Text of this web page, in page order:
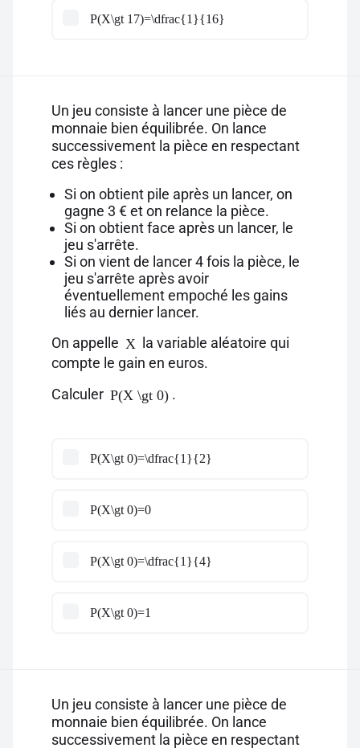
P(X\gt 17)=\dfrac{1}{16}
Un jeu consiste à lancer une pièce de
monnaie bien équilibrée. On lance
successivement la pièce en respectant
ces règles :
Si on obtient pile après un lancer, on
gagne 3 € et on relance la pièce.
Si on obtient face après un lancer, le
jeu s'arrête.
Si on vient de lancer 4 fois la pièce, le
jeu s'arrête après avoir
éventuellement empoché les gains
liés au dernier lancer.
On appelle X la variable aléatoire qui
compte le gain en euros.
Calculer P(X \gt 0) .
P(X\gt 0)=\dfrac{1}{2}
P(X\gt 0)=0
P(X\gt 0)=\dfrac{1}{4}
P(X\gt 0)=1
Un jeu consiste à lancer une pièce de
monnaie bien équilibrée. On lance
successivement la pièce en respectant